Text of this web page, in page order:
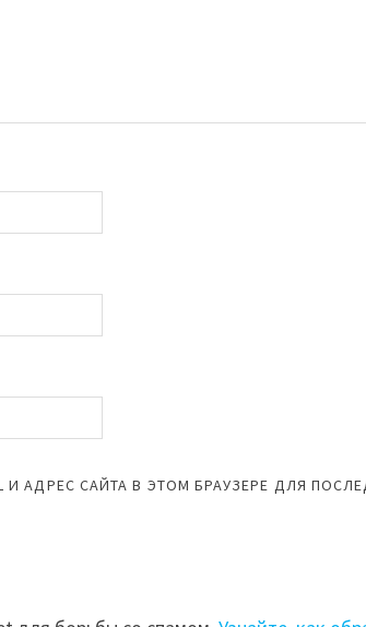
И АДРЕС САЙТА В ЭТОМ БРАУЗЕРЕ ДЛЯ